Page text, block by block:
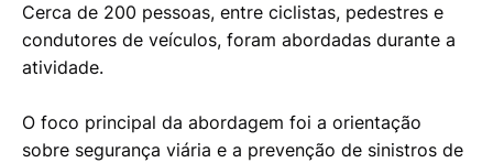
Cerca de 200 pessoas, entre ciclistas, pedestres e
condutores de veículos, foram abordadas durante a
atividade.
O foco principal da abordagem foi a orientação
sobre segurança viária e a prevenção de sinistros de